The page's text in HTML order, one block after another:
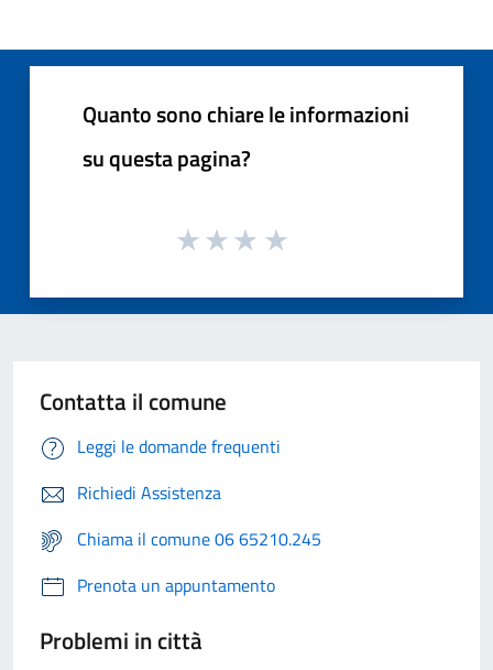
Quanto sono chiare le informazioni
su questa pagina?
Contatta il comune
Leggi le domande frequenti
Richiedi Assistenza
Chiama il comune 06 65210.245
Prenota un appuntamento
Problemi in città